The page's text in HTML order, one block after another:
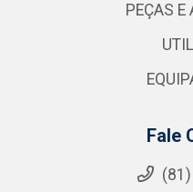
PEÇAS E
Fale